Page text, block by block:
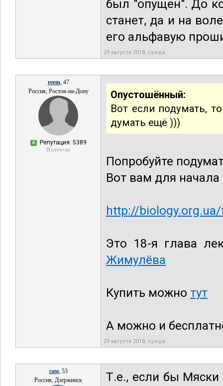
был "опущен". До
станет, да и на
его альфавую
29 августа 2018, среда
reem, 47
Россия, Ростов-на-Дону
А Репутация: 5389
В отпуске
Опустошённый:
Вот если подумать,
думать ещё )))
Попробуйте
Вот вам для начала
http://
Это 18-я глава
Жимулёва
Купить можно тут
А можно и
29 августа 2018, среда
сам, 53
Россия, Дзержинск
Т.е., если бы Мяски